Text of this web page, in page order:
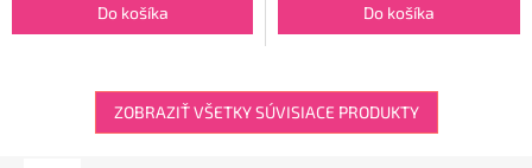
Do košíka Do košíka
ZOBRAZIŤ VŠETKY SÚVISIACE PRODUKTY